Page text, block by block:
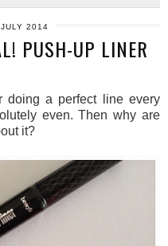
2014
PUSH-UP LINER
doing a perfect line every
even. Then why are
it?